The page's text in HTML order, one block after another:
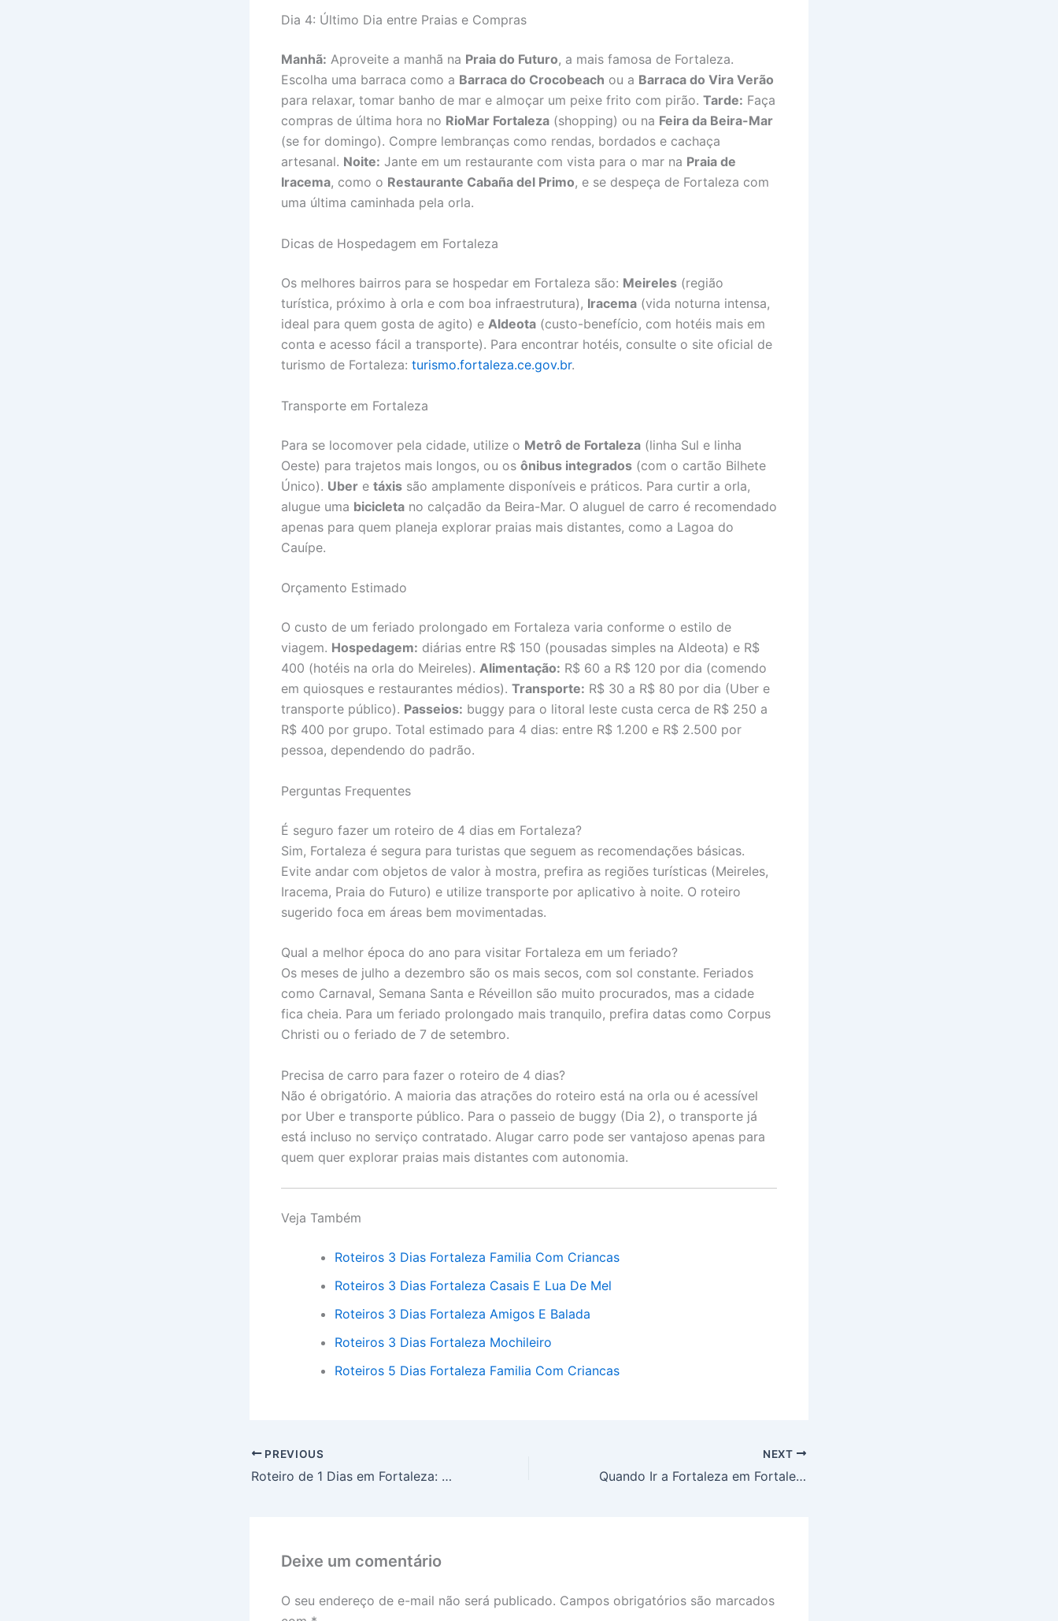
Dia 4: Último Dia entre Praias e Compras
Manhã: Aproveite a manhã na Praia do Futuro, a mais famosa de Fortaleza.
Escolha uma barraca como a Barraca do Crocobeach ou a Barraca do Vira Verão
para relaxar, tomar banho de mar e almoçar um peixe frito com pirão. Tarde: Faça
compras de última hora no RioMar Fortaleza (shopping) ou na Feira da Beira-Mar
(se for domingo). Compre lembranças como rendas, bordados e cachaça
artesanal. Noite: Jante em um restaurante com vista para o mar na Praia de
Iracema, como o Restaurante Cabaña del Primo, e se despeça de Fortaleza com
uma última caminhada pela orla.
Dicas de Hospedagem em Fortaleza
Os melhores bairros para se hospedar em Fortaleza são: Meireles (região
turística, próximo à orla e com boa infraestrutura), Iracema (vida noturna intensa,
ideal para quem gosta de agito) e Aldeota (custo-benefício, com hotéis mais em
conta e acesso fácil a transporte). Para encontrar hotéis, consulte o site oficial de
turismo de Fortaleza: turismo.fortaleza.ce.gov.br.
Transporte em Fortaleza
Para se locomover pela cidade, utilize o Metrô de Fortaleza (linha Sul e linha
Oeste) para trajetos mais longos, ou os ônibus integrados (com o cartão Bilhete
Único). Uber e táxis são amplamente disponíveis e práticos. Para curtir a orla,
alugue uma bicicleta no calçadão da Beira-Mar. O aluguel de carro é recomendado
apenas para quem planeja explorar praias mais distantes, como a Lagoa do
Cauípe.
Orçamento Estimado
O custo de um feriado prolongado em Fortaleza varia conforme o estilo de
viagem. Hospedagem: diárias entre R$ 150 (pousadas simples na Aldeota) e R$
400 (hotéis na orla do Meireles). Alimentação: R$ 60 a R$ 120 por dia (comendo
em quiosques e restaurantes médios). Transporte: R$ 30 a R$ 80 por dia (Uber e
transporte público). Passeios: buggy para o litoral leste custa cerca de R$ 250 a
R$ 400 por grupo. Total estimado para 4 dias: entre R$ 1.200 e R$ 2.500 por
pessoa, dependendo do padrão.
Perguntas Frequentes
É seguro fazer um roteiro de 4 dias em Fortaleza?
Sim, Fortaleza é segura para turistas que seguem as recomendações básicas.
Evite andar com objetos de valor à mostra, prefira as regiões turísticas (Meireles,
Iracema, Praia do Futuro) e utilize transporte por aplicativo à noite. O roteiro
sugerido foca em áreas bem movimentadas.
Qual a melhor época do ano para visitar Fortaleza em um feriado?
Os meses de julho a dezembro são os mais secos, com sol constante. Feriados
como Carnaval, Semana Santa e Réveillon são muito procurados, mas a cidade
fica cheia. Para um feriado prolongado mais tranquilo, prefira datas como Corpus
Christi ou o feriado de 7 de setembro.
Precisa de carro para fazer o roteiro de 4 dias?
Não é obrigatório. A maioria das atrações do roteiro está na orla ou é acessível
por Uber e transporte público. Para o passeio de buggy (Dia 2), o transporte já
está incluso no serviço contratado. Alugar carro pode ser vantajoso apenas para
quem quer explorar praias mais distantes com autonomia.
Veja Também
Roteiros 3 Dias Fortaleza Familia Com Criancas
Roteiros 3 Dias Fortaleza Casais E Lua De Mel
Roteiros 3 Dias Fortaleza Amigos E Balada
Roteiros 3 Dias Fortaleza Mochileiro
Roteiros 5 Dias Fortaleza Familia Com Criancas
PREVIOUS
Roteiro de 1 Dias em Fortaleza: Um Dia em Fortaleza
NEXT
Quando Ir a Fortaleza em Fortaleza: Dicas Essenciais
Deixe um comentário
O seu endereço de e-mail não será publicado. Campos obrigatórios são marcados